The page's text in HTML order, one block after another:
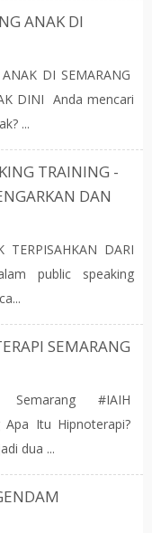
ANAK DI
DI SEMARANG
DINI Anda mencari
...
TRAINING -
DAN
TERPISAHKAN DARI
public speaking
SEMARANG
Semarang #IAIH
Itu Hipnoterapi?
dua ...